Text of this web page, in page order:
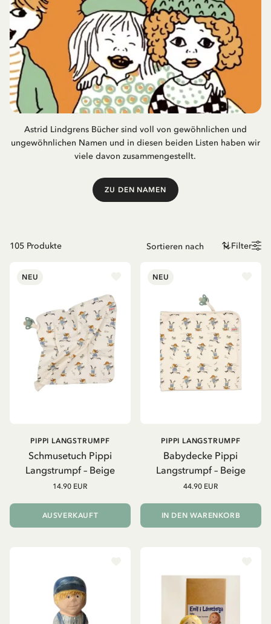
Astrid Lindgrens Bücher sind voll von gewöhnlichen und
ungewöhnlichen Namen und in diesen beiden Listen haben wir
viele davon zusammengestellt.
ZU DEN NAMEN
105 Produkte Filter
NEU
Schmusetuch Pippi
Langstrumpf – Beige
PIPPI LANGSTRUMPF
14.90 EUR
AUSVERKAUFT
NEU
Babydecke Pippi
Langstrumpf – Beige
PIPPI LANGSTRUMPF
44.90 EUR
IN DEN WARENKORB